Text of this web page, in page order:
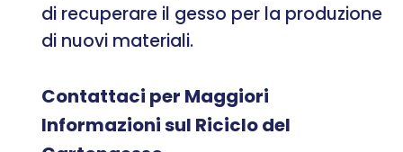
di recuperare il gesso per la produzione
di nuovi materiali.
Contattaci per Maggiori
Informazioni sul Riciclo del